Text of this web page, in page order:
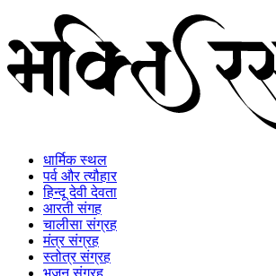
धार्मिक स्थल
पर्व और त्यौहार
हिन्दू देवी देवता
आरती संगह
चालीसा संग्रह
मंत्र संग्रह
स्तोत्र संग्रह
भजन संग्रह